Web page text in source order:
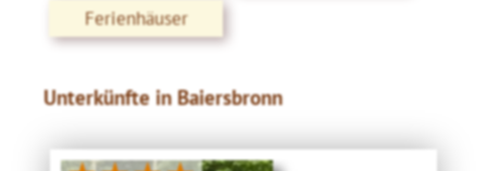
Ferienhäuser
Unterkünfte in Baiersbronn